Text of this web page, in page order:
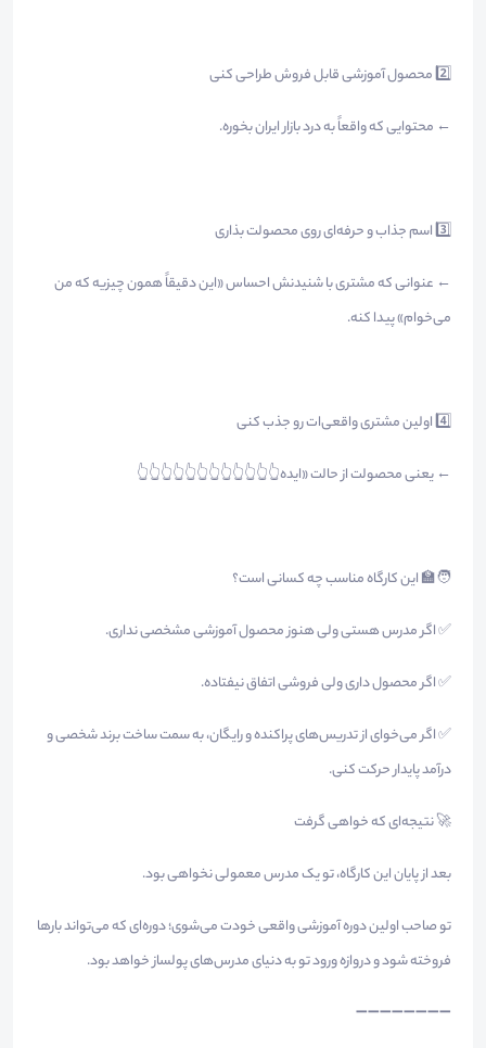
2️⃣ محصول آموزشی قابل فروش طراحی کنی
← محتوایی که واقعاً به درد بازار ایران بخوره.
3️⃣ اسم جذاب و حرفه‌ای روی محصولت بذاری
← عنوانی که مشتری با شنیدنش احساس «این دقیقاً همون چیزیه که من
می‌خوام» پیدا کنه.
4️⃣ اولین مشتری واقعی‌ات رو جذب کنی
← یعنی محصولت از حالت «ایده👆👆👆👆👆👆👆👆👆👆👆👆
🧑‍🏫 این کارگاه مناسب چه کسانی است؟
✅ اگر مدرس هستی ولی هنوز محصول آموزشی مشخصی نداری.
✅ اگر محصول داری ولی فروشی اتفاق نیفتاده.
✅ اگر می‌خوای از تدریس‌های پراکنده و رایگان، به سمت ساخت برند شخصی و
درآمد پایدار حرکت کنی.
🚀 نتیجه‌ای که خواهی گرفت
بعد از پایان این کارگاه، تو یک مدرس معمولی نخواهی بود.
تو صاحب اولین دوره آموزشی واقعی خودت می‌شوی؛ دوره‌ای که می‌تواند بارها
فروخته شود و دروازه ورود تو به دنیای مدرس‌های پولساز خواهد بود.
➖➖➖➖➖➖➖➖